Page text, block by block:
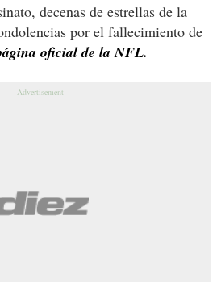
decenas de estrellas de la
por el fallecimiento de
oficial de la NFL.